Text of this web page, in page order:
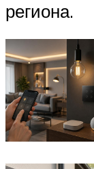
региона.